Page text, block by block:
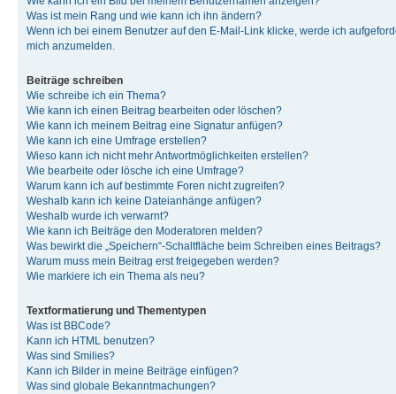
Was ist mein Rang und wie kann ich ihn ändern?
Wenn ich bei einem Benutzer auf den E-Mail-Link klicke, werde ich
mich anzumelden.
Beiträge schreiben
Wie schreibe ich ein Thema?
Wie kann ich einen Beitrag bearbeiten oder löschen?
Wie kann ich meinem Beitrag eine Signatur anfügen?
Wie kann ich eine Umfrage erstellen?
Wieso kann ich nicht mehr Antwortmöglichkeiten erstellen?
Wie bearbeite oder lösche ich eine Umfrage?
Warum kann ich auf bestimmte Foren nicht zugreifen?
Weshalb kann ich keine Dateianhänge anfügen?
Weshalb wurde ich verwarnt?
Wie kann ich Beiträge den Moderatoren melden?
Was bewirkt die „Speichern“-Schaltfläche beim Schreiben eines Beitrags?
Warum muss mein Beitrag erst freigegeben werden?
Wie markiere ich ein Thema als neu?
Textformatierung und Thementypen
Was ist BBCode?
Kann ich HTML benutzen?
Was sind Smilies?
Kann ich Bilder in meine Beiträge einfügen?
Was sind globale Bekanntmachungen?